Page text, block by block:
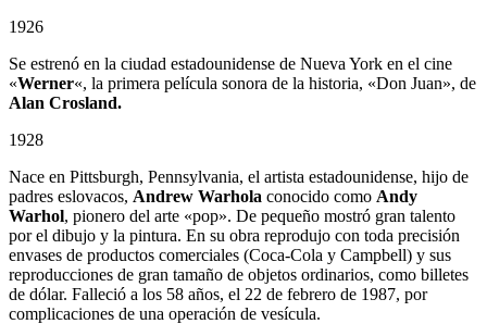
1926
Se estrenó en la ciudad estadounidense de Nueva York en el cine
«Werner«, la primera película sonora de la historia, «Don Juan», de
Alan Crosland.
1928
Nace en Pittsburgh, Pennsylvania, el artista estadounidense, hijo de
padres eslovacos, Andrew Warhola conocido como Andy
Warhol, pionero del arte «pop». De pequeño mostró gran talento
por el dibujo y la pintura. En su obra reprodujo con toda precisión
envases de productos comerciales (Coca-Cola y Campbell) y sus
reproducciones de gran tamaño de objetos ordinarios, como billetes
de dólar. Falleció a los 58 años, el 22 de febrero de 1987, por
complicaciones de una operación de vesícula.